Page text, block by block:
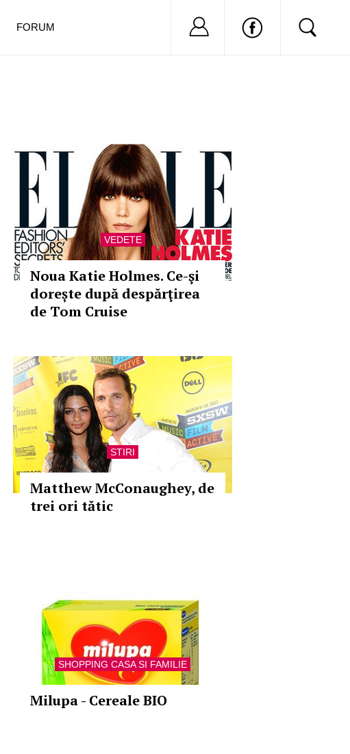
VEDETE
Noua Katie Holmes. Ce-şi
dorește după despărţirea
de Tom Cruise
STIRI
Matthew McConaughey, de
trei ori tătic
SHOPPING CASA SI FAMILIE
Milupa - Cereale BIO
FORUM Nu ai cont?